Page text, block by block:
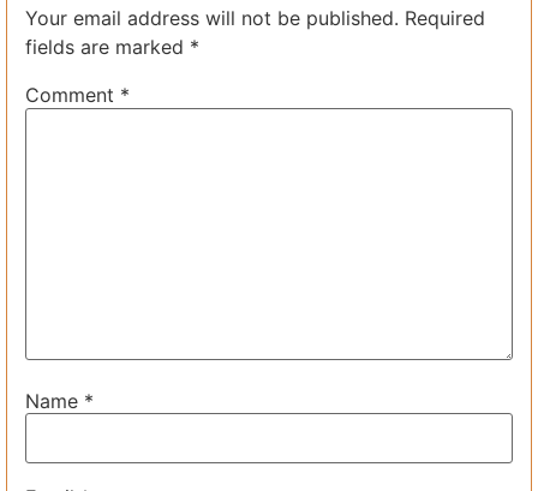
Your email address will not be published. Required
fields are marked *
Comment *
Name *